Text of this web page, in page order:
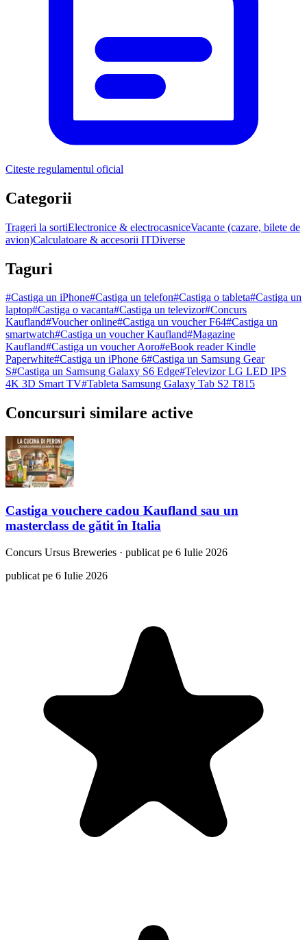
Citeste regulamentul oficial
Categorii
Trageri la sortiElectronice & electrocasniceVacante (cazare, bilete de
avion)Calculatoare & accesorii ITDiverse
Taguri
#Castiga un iPhone#Castiga un telefon#Castiga o tableta#Castiga un
laptop#Castiga o vacanta#Castiga un televizor#Concurs
Kaufland#Voucher online#Castiga un voucher F64#Castiga un
smartwatch#Castiga un voucher Kaufland#Magazine
Kaufland#Castiga un voucher Aoro#eBook reader Kindle
Paperwhite#Castiga un iPhone 6#Castiga un Samsung Gear
S#Castiga un Samsung Galaxy S6 Edge#Televizor LG LED IPS
4K 3D Smart TV#Tableta Samsung Galaxy Tab S2 T815
Concursuri similare active
Castiga vouchere cadou Kaufland sau un
masterclass de gătit în Italia
Concurs Ursus Breweries · publicat pe 6 Iulie 2026
publicat pe 6 Iulie 2026